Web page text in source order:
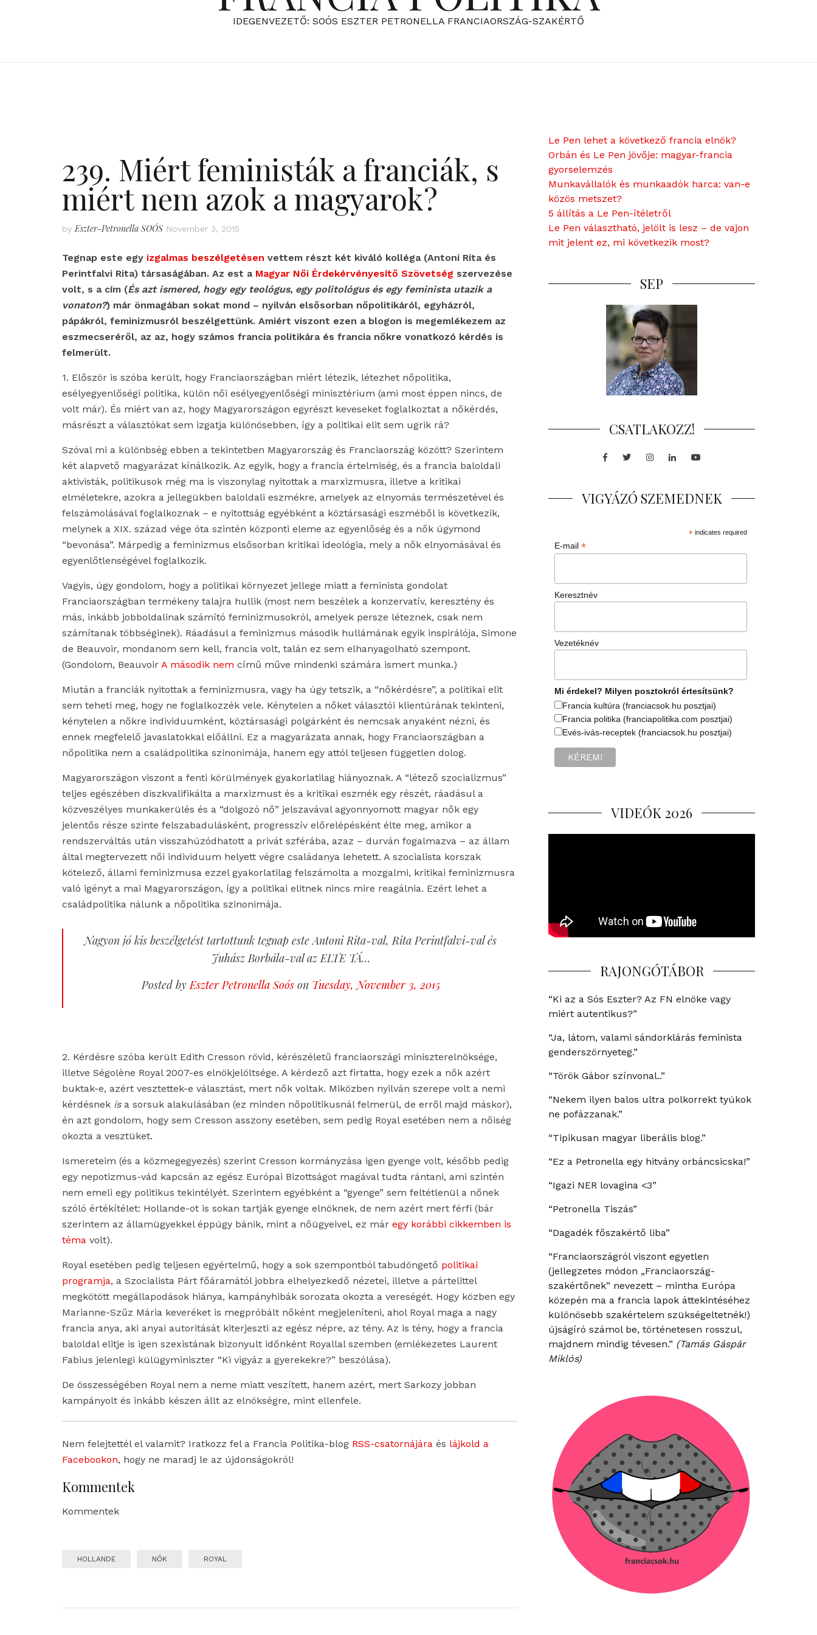
IDEGENVEZETŐ: SOÓS ESZTER PETRONELLA FRANCIAORSZÁG-SZAKÉRTŐ
239. Miért feministák a franciák, s
miért nem azok a magyarok?
by Eszter-Petronella SOÓS November 3, 2015
Tegnap este egy izgalmas beszélgetésen vettem részt két kiváló kolléga (Antoni Rita és
Perintfalvi Rita) társaságában. Az est a Magyar Női Érdekérvényesítő Szövetség szervezése
volt, s a cím (És azt ismered, hogy egy teológus, egy politológus és egy feminista utazik a
vonaton?) már önmagában sokat mond – nyilván elsősorban nőpolitikáról, egyházról,
pápákról, feminizmusról beszélgettünk. Amiért viszont ezen a blogon is megemlékezem az
eszmecseréről, az az, hogy számos francia politikára és francia nőkre vonatkozó kérdés is
felmerült.
1. Először is szóba került, hogy Franciaországban miért létezik, létezhet nőpolitika,
esélyegyenlőségi politika, külön női esélyegyenlőségi minisztérium (ami most éppen nincs, de
volt már). És miért van az, hogy Magyarországon egyrészt keveseket foglalkoztat a nőkérdés,
másrészt a választókat sem izgatja különösebben, így a politikai elit sem ugrik rá?
Szóval mi a különbség ebben a tekintetben Magyarország és Franciaország között? Szerintem
két alapvető magyarázat kínálkozik. Az egyik, hogy a francia értelmiség, és a francia baloldali
aktivisták, politikusok még ma is viszonylag nyitottak a marxizmusra, illetve a kritikai
elméletekre, azokra a jellegükben baloldali eszmékre, amelyek az elnyomás természetével és
felszámolásával foglalkoznak – e nyitottság egyébként a köztársasági eszméből is következik,
melynek a XIX. század vége óta szintén központi eleme az egyenlőség és a nők úgymond
“bevonása”. Márpedig a feminizmus elsősorban kritikai ideológia, mely a nők elnyomásával és
egyenlőtlenségével foglalkozik.
Vagyis, úgy gondolom, hogy a politikai környezet jellege miatt a feminista gondolat
Franciaországban termékeny talajra hullik (most nem beszélek a konzervatív, keresztény és
más, inkább jobboldalinak számító feminizmusokról, amelyek persze léteznek, csak nem
számítanak többséginek). Ráadásul a feminizmus második hullámának egyik inspirálója, Simone
de Beauvoir, mondanom sem kell, francia volt, talán ez sem elhanyagolható szempont.
(Gondolom, Beauvoir A második nem című műve mindenki számára ismert munka.)
Miután a franciák nyitottak a feminizmusra, vagy ha úgy tetszik, a “nőkérdésre”, a politikai elit
sem teheti meg, hogy ne foglalkozzék vele. Kénytelen a nőket választói klientúrának tekinteni,
kénytelen a nőkre individuumként, köztársasági polgárként és nemcsak anyaként nézni, és
ennek megfelelő javaslatokkal előállni. Ez a magyarázata annak, hogy Franciaországban a
nőpolitika nem a családpolitika szinonimája, hanem egy attól teljesen független dolog.
Magyarországon viszont a fenti körülmények gyakorlatilag hiányoznak. A “létező szocializmus”
teljes egészében diszkvalifikálta a marxizmust és a kritikai eszmék egy részét, ráadásul a
közveszélyes munkakerülés és a “dolgozó nő” jelszavával agyonnyomott magyar nők egy
jelentős része szinte felszabadulásként, progresszív előrelépésként élte meg, amikor a
rendszerváltás után visszahúzódhatott a privát szférába, azaz – durván fogalmazva – az állam
által megtervezett női individuum helyett végre családanya lehetett. A szocialista korszak
kötelező, állami feminizmusa ezzel gyakorlatilag felszámolta a mozgalmi, kritikai feminizmusra
való igényt a mai Magyarországon, így a politikai elitnek nincs mire reagálnia. Ezért lehet a
családpolitika nálunk a nőpolitika szinonimája.
Nagyon jó kis beszélgetést tartottunk tegnap este Antoni Rita-val, Rita Perintfalvi-val és
Juhász Borbála-val az ELTE TÁ…
Posted byEszter Petronella Soóson Tuesday, November 3, 2015
2. Kérdésre szóba került Edith Cresson rövid, kérészéletű franciaországi miniszterelnöksége,
illetve Ségolène Royal 2007-es elnökjelöltsége. A kérdező azt firtatta, hogy ezek a nők azért
buktak-e, azért vesztettek-e választást, mert nők voltak. Miközben nyilván szerepe volt a nemi
kérdésnek isa sorsuk alakulásában (ez minden nőpolitikusnál felmerül, de erről majd máskor),
én azt gondolom, hogy sem Cresson asszony esetében, sem pedig Royal esetében nem a nőiség
okozta a vesztüket.
Ismereteim (és a közmegegyezés) szerint Cresson kormányzása igen gyenge volt, később pedig
egy nepotizmus-vád kapcsán az egész Európai Bizottságot magával tudta rántani, ami szintén
nem emeli egy politikus tekintélyét. Szerintem egyébként a “gyenge” sem feltétlenül a nőnek
szóló értékítélet: Hollande-ot is sokan tartják gyenge elnöknek, de nem azért mert férfi (bár
szerintem az államügyekkel éppúgy bánik, mint a nőügyeivel, ez már egy korábbi cikkemben is
téma volt).
Royal esetében pedig teljesen egyértelmű, hogy a sok szempontból tabudöngető politikai
programja, a Szocialista Párt főáramától jobbra elhelyezkedő nézetei, illetve a pártelittel
megkötött megállapodások hiánya, kampányhibák sorozata okozta a vereségét. Hogy közben egy
Marianne-Szűz Mária keveréket is megpróbált nőként megjeleníteni, ahol Royal maga a nagy
francia anya, aki anyai autoritását kiterjeszti az egész népre, az tény. Az is tény, hogy a francia
baloldal elitje is igen szexistának bizonyult időnként Royallal szemben (emlékezetes Laurent
Fabius jelenlegi külügyminiszter “Ki vigyáz a gyerekekre?” beszólása).
De összességében Royal nem a neme miatt veszített, hanem azért, mert Sarkozy jobban
kampányolt és inkább készen állt az elnökségre, mint ellenfele.
Nem felejtettél el valamit? Iratkozz fel a Francia Politika-blog RSS-csatornájára és lájkold a
Facebookon, hogy ne maradj le az újdonságokról!
Kommentek
Kommentek
HOLLANDE NŐK ROYAL
Le Pen lehet a következő francia elnök?
Orbán és Le Pen jövője: magyar-francia
gyorselemzés
Munkavállalók és munkaadók harca: van-e
közös metszet?
5 állítás a Le Pen-ítéletről
Le Pen választható, jelölt is lesz – de vajon
mit jelent ez, mi következik most?
SEP
CSATLAKOZZ!
Facebook
TwitterInstagram
LinkedInYoutube
VIGYÁZÓ SZEMEDNEK
*indicates required
E-mail*
Keresztnév
Vezetéknév
Mi érdekel? Milyen posztokról értesítsünk?
Francia kultúra (franciacsok.hu posztjai)
Francia politika (franciapolitika.com posztjai)
Evés-ivás-receptek (franciacsok.hu posztjai)
VIDEÓK 2026
RAJONGÓTÁBOR
“Ki az a Sós Eszter? Az FN elnöke vagy
miért autentikus?”
“Ja, látom, valami sándorklárás feminista
genderszörnyeteg.”
“Török Gábor színvonal..”
“Nekem ilyen balos ultra polkorrekt tyúkok
ne pofázzanak.”
“Tipikusan magyar liberális blog.”
“Ez a Petronella egy hitvány orbáncsicska!”
“Igazi NER lovagina <3”
“Petronella Tiszás”
“Dagadék főszakértő liba”
“Franciaországról viszont egyetlen
(jellegzetes módon „Franciaország-
szakértőnek” nevezett – mintha Európa
közepén ma a francia lapok áttekintéséhez
különösebb szakértelem szükségeltetnék!)
újságíró számol be, történetesen rosszul,
majdnem mindig tévesen.” (Tamás Gáspár
Miklós)